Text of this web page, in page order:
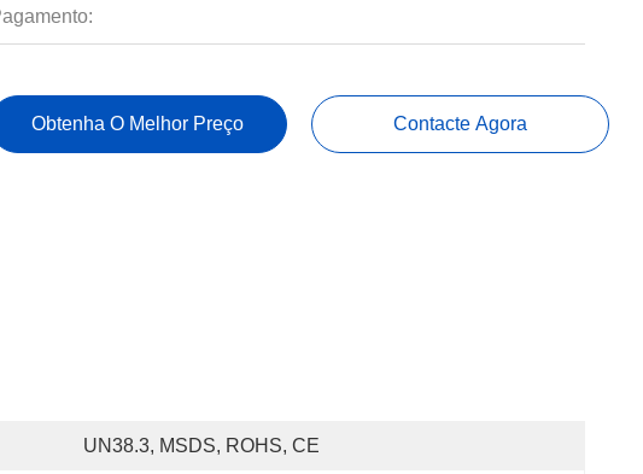
Obtenha O Melhor Preço Contacte Agora
UN38.3, MSDS, ROHS, CE